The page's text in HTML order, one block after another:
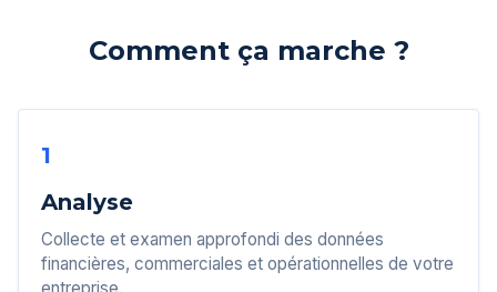
Comment ça marche ?
1
Analyse
Collecte et examen approfondi des données
financières, commerciales et opérationnelles de votre